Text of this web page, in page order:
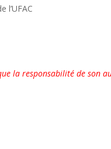
l’UFAC
la responsabilité de son